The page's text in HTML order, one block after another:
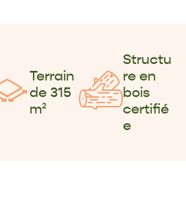
Terrain
de 315
m²
Structu
re en
bois
certifié
e